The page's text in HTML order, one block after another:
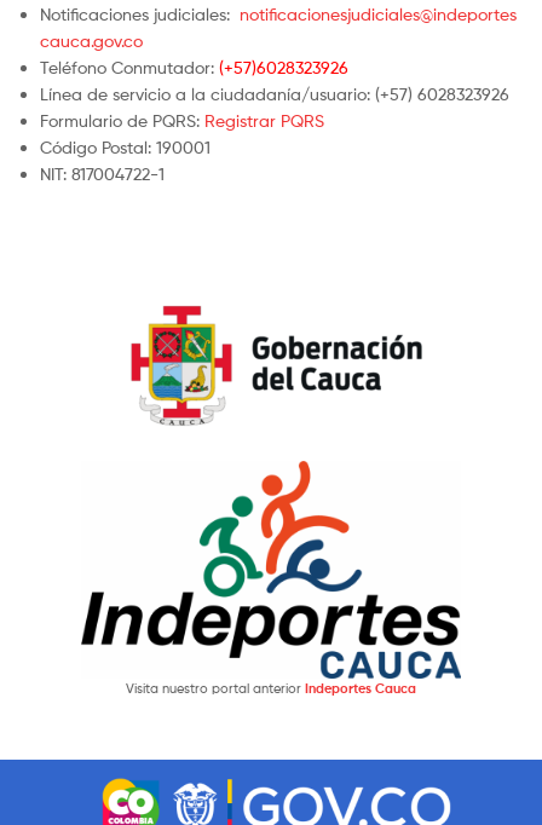
Notificaciones judiciales: notificacionesjudiciales@indeportes
cauca.gov.co
Teléfono Conmutador: (+57)6028323926
Línea de servicio a la ciudadanía/usuario: (+57) 6028323926
Formulario de PQRS: Registrar PQRS
Código Postal: 190001
NIT: 817004722-1
Visita nuestro portal anterior Indeportes Cauca